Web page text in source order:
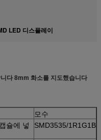
LED 디스플레이
다 8mm 화소를 지도했습니다
모수
슐에 넣
SMD3535/1R1G1B